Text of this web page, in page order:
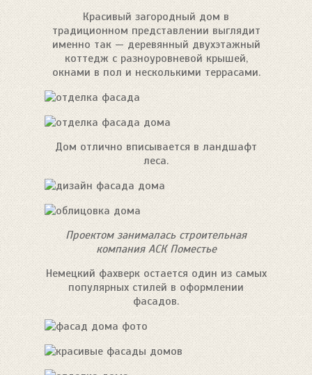
Красивый загородный дом в
традиционном представлении выглядит
именно так — деревянный двухэтажный
коттедж с разноуровневой крышей,
окнами в пол и несколькими террасами.
Дом отлично вписывается в ландшафт
леса.
Проектом занималась строительная
компания АСК Поместье
Немецкий фахверк остается один из самых
популярных стилей в оформлении
фасадов.